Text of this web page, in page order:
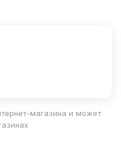
магазина и может